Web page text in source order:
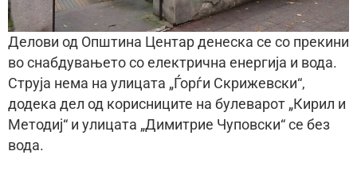
Делови од Општина Центар денеска се со прекини
во снабдувањето со електрична енергија и вода.
Струја нема на улицата „Ѓорѓи Скрижевски“,
додека дел од корисниците на булеварот „Кирил и
Методиј“ и улицата „Димитрие Чуповски“ се без
вода.